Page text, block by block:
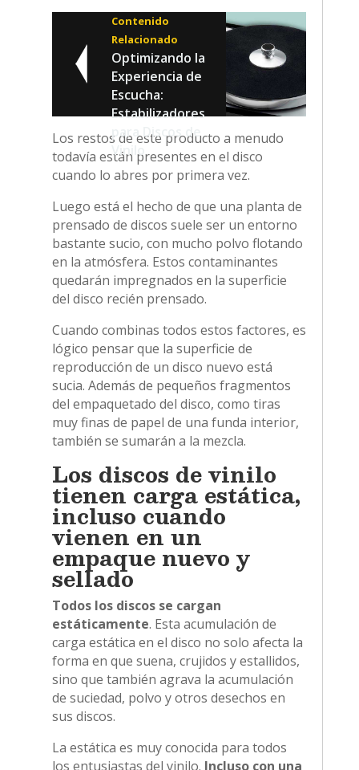
Contenido
Relacionado
Optimizando la
Experiencia de
Escucha:
Estabilizadores
para Discos de
Vinilo
Los restos de este producto a menudo
todavía están presentes en el disco
cuando lo abres por primera vez.
Luego está el hecho de que una planta de
prensado de discos suele ser un entorno
bastante sucio, con mucho polvo flotando
en la atmósfera. Estos contaminantes
quedarán impregnados en la superficie
del disco recién prensado.
Cuando combinas todos estos factores, es
lógico pensar que la superficie de
reproducción de un disco nuevo está
sucia. Además de pequeños fragmentos
del empaquetado del disco, como tiras
muy finas de papel de una funda interior,
también se sumarán a la mezcla.
Los discos de vinilo
tienen carga estática,
incluso cuando
vienen en un
empaque nuevo y
sellado
Todos los discos se cargan
estáticamente. Esta acumulación de
carga estática en el disco no solo afecta la
forma en que suena, crujidos y estallidos,
sino que también agrava la acumulación
de suciedad, polvo y otros desechos en
sus discos.
La estática es muy conocida para todos
los entusiastas del vinilo. Incluso con una